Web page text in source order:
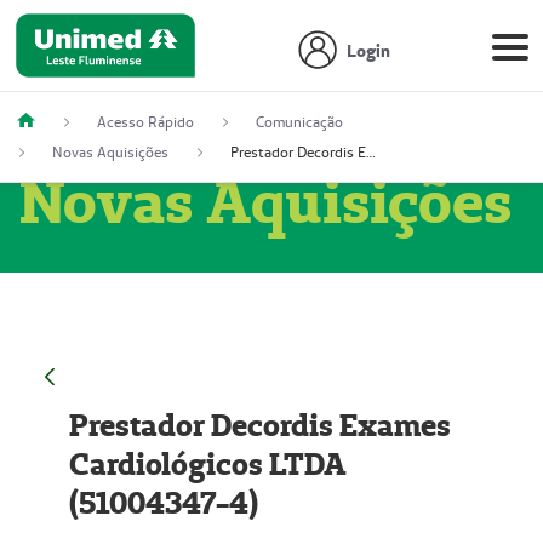
Login
Acesso Rápido
Comunicação
Novas Aquisições
Prestador Decordis Exames Cardiológicos LTDA (51004347-4)
Novas Aquisições
Prestador Decordis Exames
Cardiológicos LTDA
(51004347-4)